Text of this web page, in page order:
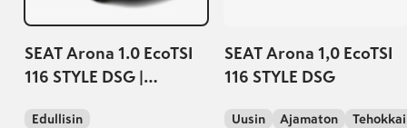
SEAT Arona 1.0 EcoTSI
116 STYLE DSG |
Edullisin
SEAT Arona 1,0 EcoTSI
116 STYLE DSG
Uusin Ajamaton